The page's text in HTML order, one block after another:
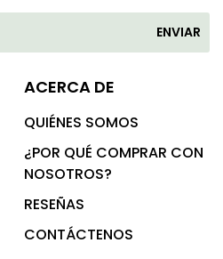
ENVIAR
ACERCA DE
QUIÉNES SOMOS
¿POR QUÉ COMPRAR CON
NOSOTROS?
RESEÑAS
CONTÁCTENOS